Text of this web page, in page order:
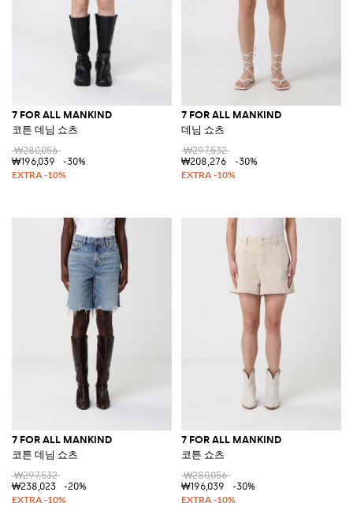
7 FOR ALL MANKIND
코튼 데님 쇼츠
₩280,056
₩196,039
-30%
7 FOR ALL MANKIND
데님 쇼츠
₩297,532
₩208,276
-30%
7 FOR ALL MANKIND
코튼 데님 쇼츠
₩297,532
₩238,023
-20%
7 FOR ALL MANKIND
코튼 쇼츠
₩280,056
₩196,039
-30%